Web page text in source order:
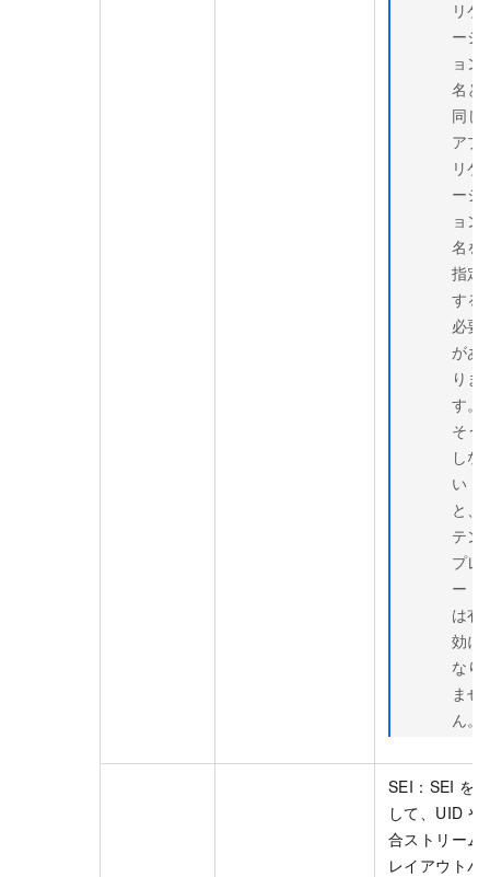
リケ
ーシ
ョン
名と
同じ
アプ
リケ
ーシ
ョン
名を
指定
する
必要
があ
りま
す。
そう
しな
い
と、
テン
プレ
ート
は有
効に
なり
ませ
ん。
SEI：SEI を
して、UID や
合ストリーム
レイアウトパ